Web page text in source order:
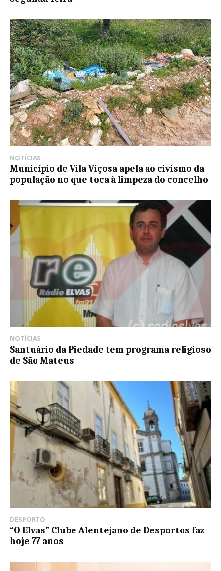
NOTÍCIAS
Município de Vila Viçosa apela ao civismo da
população no que toca à limpeza do concelho
NOTÍCIAS
Santuário da Piedade tem programa religioso
de São Mateus
DESPORTO
“O Elvas” Clube Alentejano de Desportos faz
hoje 77 anos